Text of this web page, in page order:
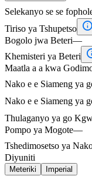
Selekanyo se se
Tiriso ya Tshupetso 
Bogolo jwa Beteri—
Khemisteri ya Beteri
Maatla a a kwa
Nako e e Siameng ya
Nako e e Siameng ya
Thulaganyo ya go
Pompo ya Mogote—
Tshedimosetso ya
Diyuniti
Meteriki Imperial